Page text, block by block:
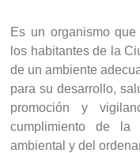
Es un organismo
los habitantes de la
de un ambiente
para su desarrollo,
promoción y
cumplimiento de la
ambiental y del